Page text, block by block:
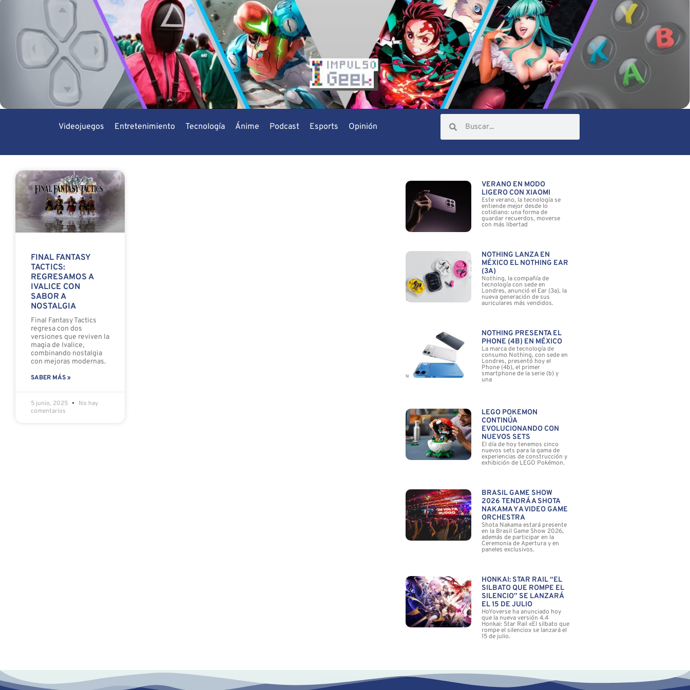
Videojuegos Entretenimiento Tecnología Ánime Podcast Esports Opinión
FINAL FANTASY
TACTICS:
REGRESAMOS A
IVALICE CON
SABOR A
NOSTALGIA
Final Fantasy Tactics
regresa con dos
versiones que reviven la
magia de Ivalice,
combinando nostalgia
con mejoras modernas.
SABER MÁS »
5 junio, 2025
No hay
comentarios
VERANO EN MODO
LIGERO CON XIAOMI
Este verano, la tecnología se
entiende mejor desde lo
cotidiano: una forma de
guardar recuerdos, moverse
con más libertad
NOTHING LANZA EN
MÉXICO EL NOTHING EAR
(3A)
Nothing, la compañía de
tecnología con sede en
Londres, anunció el Ear (3a), la
nueva generación de sus
auriculares más vendidos.
NOTHING PRESENTA EL
PHONE (4B) EN MÉXICO
La marca de tecnología de
consumo Nothing, con sede en
Londres, presentó hoy el
Phone (4b), el primer
smartphone de la serie (b) y
una
LEGO POKÉMON
CONTINÚA
EVOLUCIONANDO CON
NUEVOS SETS
El día de hoy tenemos cinco
nuevos sets para la gama de
experiencias de construcción y
exhibición de LEGO Pokémon.
BRASIL GAME SHOW
2026 TENDRÁ A SHOTA
NAKAMA Y A VIDEO GAME
ORCHESTRA
Shota Nakama estará presente
en la Brasil Game Show 2026,
además de participar en la
Ceremonia de Apertura y en
paneles exclusivos.
HONKAI: STAR RAIL “EL
SILBATO QUE ROMPE EL
SILENCIO” SE LANZARÁ
EL 15 DE JULIO
HoYoverse ha anunciado hoy
que la nueva versión 4.4
Honkai: Star Rail «El silbato que
rompe el silencio» se lanzará el
15 de julio.